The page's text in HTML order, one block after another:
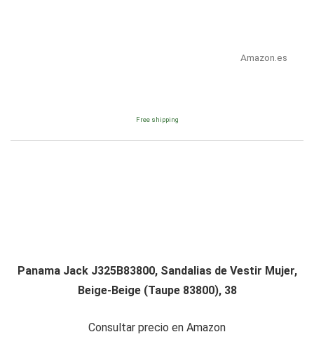
Amazon.es
Free shipping
Panama Jack J325B83800, Sandalias de Vestir Mujer,
Beige-Beige (Taupe 83800), 38
Consultar precio en Amazon